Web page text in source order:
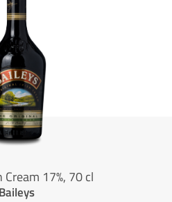
17%, 70 cl
Baileys